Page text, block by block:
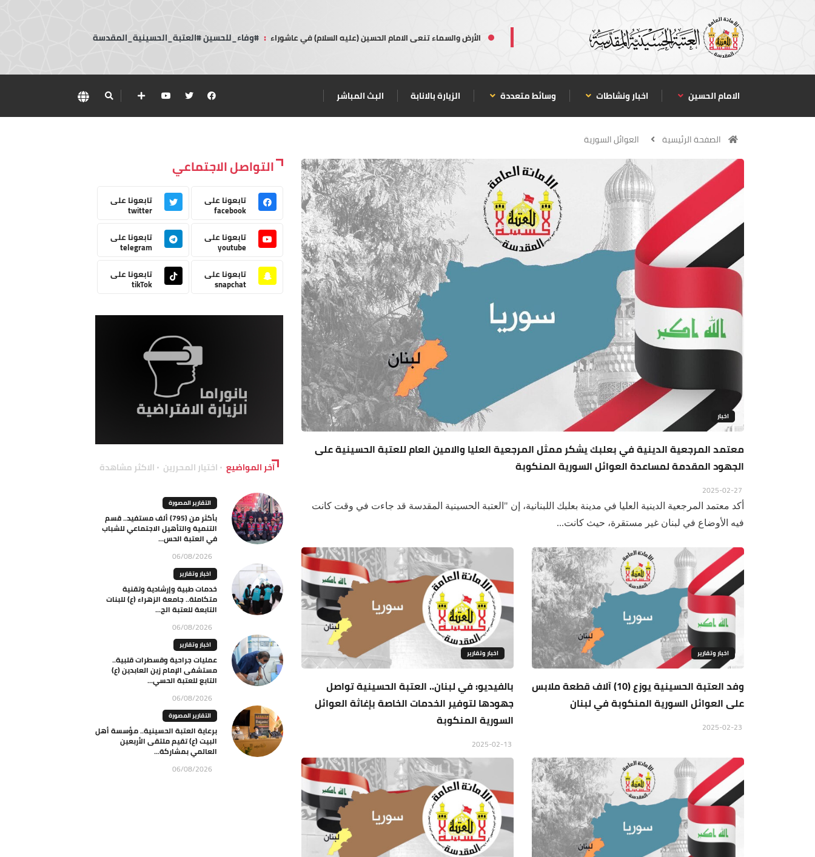
الأرض والسماء تنعى الامام الحسين (عليه السلام) في عاشوراء : #وفاء_للحسين #العتبة_الحسينية_المقدسة
الامام الحسين اخبار ونشاطات وسائط متعددة الزيارة بالانابة البث المباشر
الصفحة الرئيسية العوائل السورية
اخبار
معتمد المرجعية الدينية في بعلبك يشكر ممثل المرجعية العليا والامين العام للعتبة الحسينية على
الجهود المقدمة لمساعدة العوائل السورية المنكوبة
أكد معتمد المرجعية الدينية العليا في مدينة بعلبك اللبنانية، إن "العتبة الحسينية المقدسة قد جاءت في وقت كانت
فيه الأوضاع في لبنان غير مستقرة، حيث كانت...
اخبار وتقارير
وفد العتبة الحسينية يوزع (10) آلاف قطعة ملابس
على العوائل السورية المنكوبة في لبنان
اخبار وتقارير
بالفيديو: في لبنان.. العتبة الحسينية تواصل
جهودها لتوفير الخدمات الخاصة بإغاثة العوائل
السورية المنكوبة
التواصل الاجتماعي
تابعونا على
facebook
تابعونا على
twitter
تابعونا على
youtube
تابعونا على
telegram
تابعونا على
snapchat
تابعونا على
tikTok
آخر المواضيع اختيار المحررين الاكثر مشاهدة
التقارير المصورة
بأكثر من (795) ألف مستفيد.. قسم
التنمية والتأهيل الاجتماعي للشباب
في العتبة الحس...
06/08/2026
اخبار وتقارير
خدمات طبية وإرشادية وتقنية
متكاملة.. جامعة الزهراء (ع) للبنات
التابعة للعتبة الح...
06/08/2026
اخبار وتقارير
عمليات جراحية وقسطرات قلبية..
مستشفى الإمام زين العابدين (ع)
التابع للعتبة الحسي...
06/08/2026
التقارير المصورة
برعاية العتبة الحسينية.. مؤسسة أهل
البيت (ع) تقيم ملتقى الأربعين
العالمي بمشاركة...
06/08/2026